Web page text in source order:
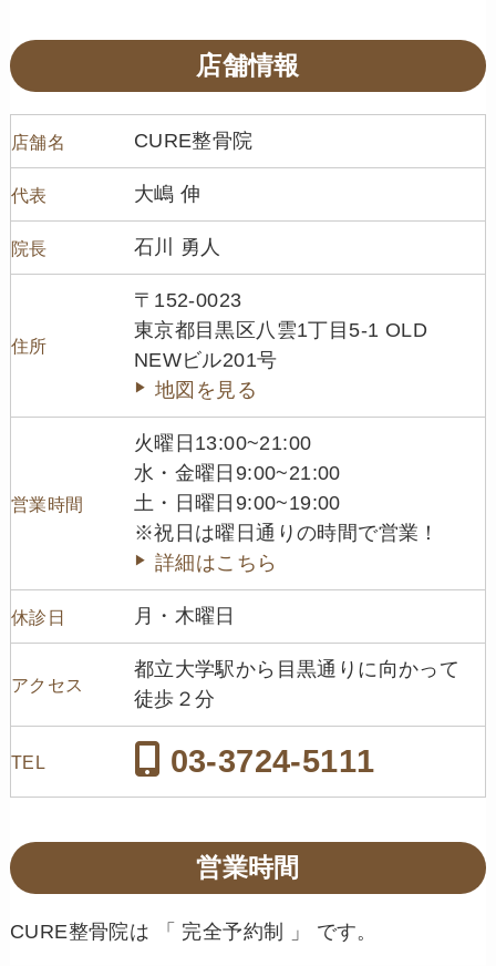
店舗情報
店舗名 CURE整骨院
代表 大嶋 伸
院長 石川 勇人
住所
〒152-0023
東京都目黒区八雲1丁目5-1 OLD
NEWビル201号
地図を見る
営業時間
火曜日13:00~21:00
水・金曜日9:00~21:00
土・日曜日9:00~19:00
※祝日は曜日通りの時間で営業！
詳細はこちら
休診日 月・木曜日
アクセス
都立大学駅から目黒通りに向かって
徒歩２分
TEL 03-3724-5111
営業時間
CURE整骨院は 「 完全予約制 」 です。